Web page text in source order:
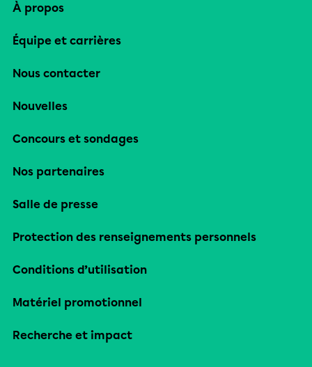
À propos
Équipe et carrières
Nous contacter
Nouvelles
Concours et sondages
Nos partenaires
Salle de presse
Protection des renseignements personnels
Conditions d’utilisation
Matériel promotionnel
Recherche et impact